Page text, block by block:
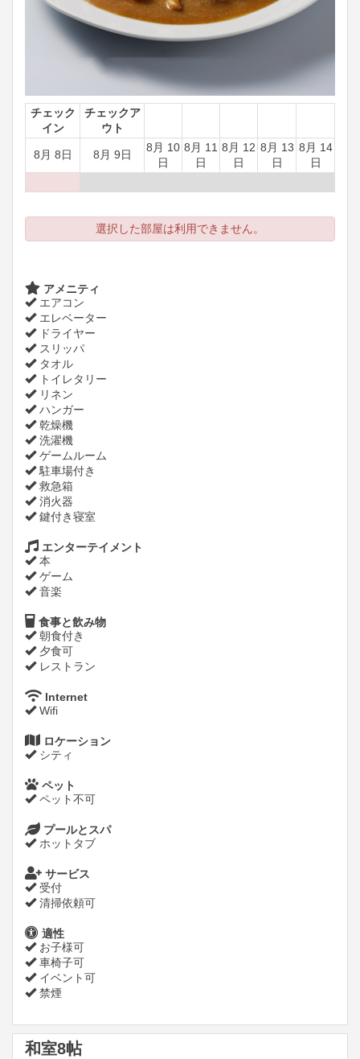
チェック
イン
チェックア
ウト
8月 8日 8月 9日
8月 10
日
8月 11
日
8月 12
日
8月 13
日
8月 14
日
選択した部屋は利用できません。
アメニティ
エアコン
エレベーター
ドライヤー
スリッパ
タオル
トイレタリー
リネン
ハンガー
乾燥機
洗濯機
ゲームルーム
駐車場付き
救急箱
消火器
鍵付き寝室
エンターテイメント
本
ゲーム
音楽
食事と飲み物
朝食付き
夕食可
レストラン
Internet
Wifi
ロケーション
シティ
ペット
ペット不可
プールとスパ
ホットタブ
サービス
受付
清掃依頼可
適性
お子様可
車椅子可
イベント可
禁煙
和室8帖